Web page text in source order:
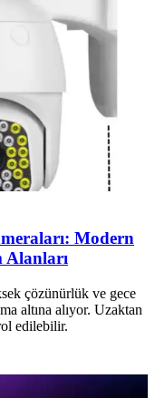
Modern
Alanları
çözünürlük ve gece
altına alıyor. Uzaktan
edilebilir.